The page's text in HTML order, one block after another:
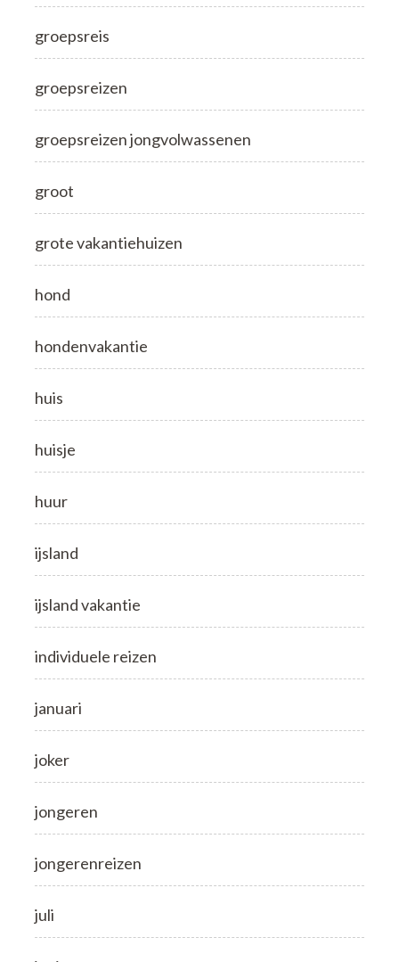
groepsreis
groepsreizen
groepsreizen jongvolwassenen
groot
grote vakantiehuizen
hond
hondenvakantie
huis
huisje
huur
ijsland
ijsland vakantie
individuele reizen
januari
joker
jongeren
jongerenreizen
juli